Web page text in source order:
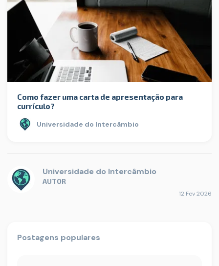
Como fazer uma carta de apresentação para
currículo?
Universidade do Intercâmbio
Universidade do Intercâmbio
AUTOR
12 Fev 2026
Postagens populares